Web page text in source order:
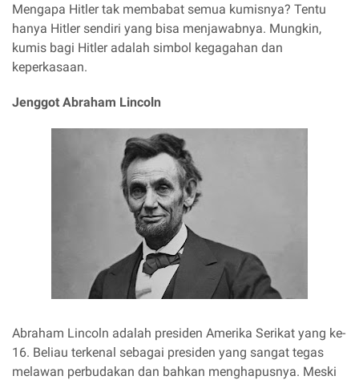
Mengapa Hitler tak membabat semua kumisnya? Tentu
hanya Hitler sendiri yang bisa menjawabnya. Mungkin,
kumis bagi Hitler adalah simbol kegagahan dan
keperkasaan.
Jenggot Abraham Lincoln
Abraham Lincoln adalah presiden Amerika Serikat yang ke-
16. Beliau terkenal sebagai presiden yang sangat tegas
melawan perbudakan dan bahkan menghapusnya. Meski